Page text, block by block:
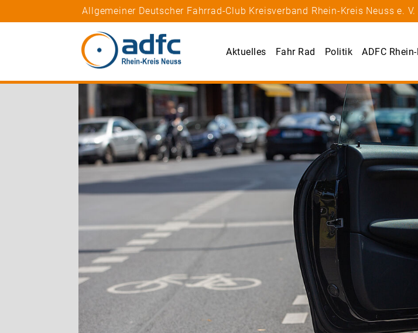
Allgemeiner Deutscher Fahrrad-Club Kreisverband Rhein-Kreis Neuss e. V.
Aktuelles Fahr Rad Politik ADFC